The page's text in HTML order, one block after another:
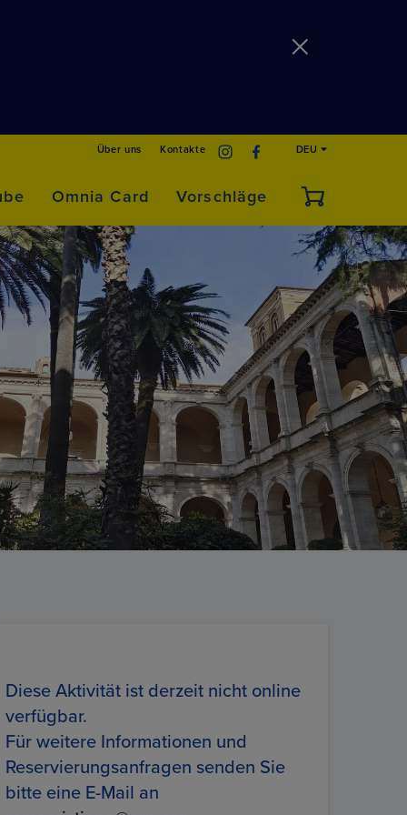
Über uns Kontakte DEU
Omnia Card Vorschläge
Diese Aktivität ist derzeit nicht online
verfügbar.
Für weitere Informationen und
Reservierungsanfragen senden Sie
bitte eine E-Mail an